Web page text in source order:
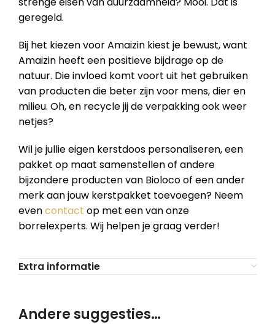
geregeld.
Bij het kiezen voor Amaizin kiest je bewust, want
Amaizin heeft een positieve bijdrage op de
natuur. Die invloed komt voort uit het gebruiken
van producten die beter zijn voor mens, dier en
milieu. Oh, en recycle jij de verpakking ook weer
netjes?
Wil je jullie eigen kerstdoos personaliseren, een
pakket op maat samenstellen of andere
bijzondere producten van Bioloco of een ander
merk aan jouw kerstpakket toevoegen? Neem
evencontact op met een van onze
borrelexperts. Wij helpen je graag verder!
Extra informatie
Andere suggesties…